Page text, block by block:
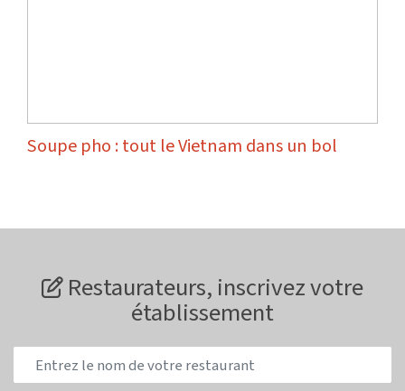
Soupe pho : tout le Vietnam dans un bol
Restaurateurs, inscrivez votre
établissement